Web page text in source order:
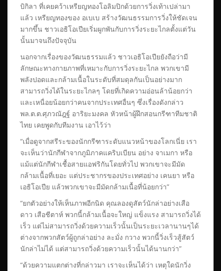
บิกิลา ที่เคยคว้าเหรียญทองโอลิมปิกด้วยการวิ่งเท้าเปล่ามา
แล้ว เหรียญทองของ อเบเบ สร้างวัฒนธรรมการวิ่งให้ชัดเจน
มากขึ้น ชาวเอธิโอเปียเริ่มผูกพันกับการวิ่งระยะไกลตั้งแต่วัน
นั้นมาจนถึงปัจจุบัน
นอกจากเรื่องของวัฒนธรรมแล้ว ชาวเอธิโอเปียยังถือว่ามี
ลักษณะทางกายภาพที่เหมาะกับการวิ่งระยะไกล พวกเขามี
พลังปอดและกล้ามเนื้อในระดับที่สมดุลกันเป็นอย่างมาก
สามารถวิ่งได้ในระยะไกลๆ โดยที่เกิดความอ่อนล้าน้อยกว่า
และเหนื่อยน้อยกว่าคนจากประเทศอื่นๆ ซึ่งเรื่องดังกล่าว
พล.ต.ต.ศุภวณัฎฐ์ อาริยะมงคล หัวหน้าผู้ฝึกสอนกรีฑาทีมชาติ
ไทย เคยพูดกับทีมงาน เอาไว้ว่า
“เมื่อดูจากสรีระของนักกรีฑาระดับแนวหน้าของโลกเนี่ย เรา
จะเห็นว่านักกีฬาจากภูมิภาคแคริบเบียน อย่าง จาเมกา หรือ
แม้แต่นักกีฬาเชื้อสายแอฟริกันโดยทั่วไป พวกเขาจะมีมัด
กล้ามเนื้อที่เยอะ แต่ประชากรของประเทศอย่าง เคนยา หรือ
เอธิโอเปีย แล้วพวกเขาจะมีมัดกล้ามเนื้อที่น้อยกว่า”
“ยกตัวอย่างให้เห็นภาพอีกนิด คุณลองดูสัตว์นักล่าอย่างเสือ
ดาว เสือชีตาห์ พวกนี้กล้ามเนื้อจะใหญ่ แข็งแรง สามารถวิ่งได้
เร็ว แต่ไม่สามารถวิ่งด้วยความเร็วนั้นเป็นระยะเวลานานๆได้
ต่างจากพวกสัตว์ผู้ถูกล่าอย่าง ละมั่ง กวาง พวกนี้วิ่งเร็วสู้สัตว์
นักล่าไม่ได้ แต่สามารถวิ่งด้วยความเร็วนั้นได้นานกว่า”
“ด้วยความแตกต่างที่กล่าวมา เราจะเห็นได้ว่า เหตุใดนักวิ่ง